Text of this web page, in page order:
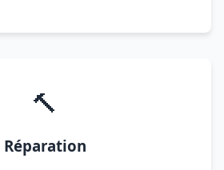
🔨
Réparation